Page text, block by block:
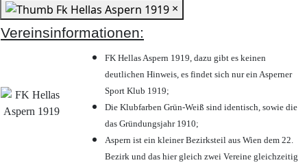
×
Vereinsinformationen:
FK Hellas Aspern 1919, dazu gibt es keinen
deutlichen Hinweis, es findet sich nur ein Asperner
Sport Klub 1919;
Die Klubfarben Grün-Weiß sind identisch, sowie die
das Gründungsjahr 1910;
Aspern ist ein kleiner Bezirksteil aus Wien dem 22.
Bezirk und das hier gleich zwei Vereine gleichzeitig